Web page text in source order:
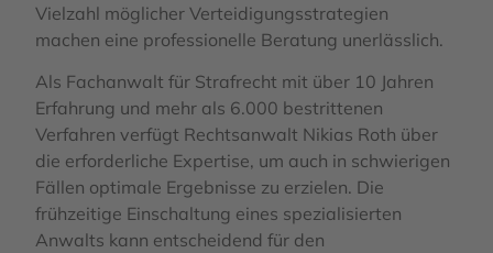
Vielzahl möglicher Verteidigungsstrategien
machen eine professionelle Beratung unerlässlich.
Als Fachanwalt für Strafrecht mit über 10 Jahren
Erfahrung und mehr als 6.000 bestrittenen
Verfahren verfügt Rechtsanwalt Nikias Roth über
die erforderliche Expertise, um auch in schwierigen
Fällen optimale Ergebnisse zu erzielen. Die
frühzeitige Einschaltung eines spezialisierten
Anwalts kann entscheidend für den